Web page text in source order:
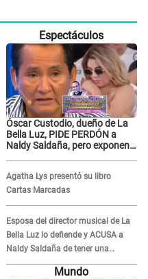
Espectáculos
Óscar Custodio, dueño de La
Bella Luz, PIDE PERDÓN a
Naldy Saldaña, pero exponen
grabar"
Agatha Lys presentó su libro
Cartas Marcadas
Esposa del director musical de La
Bella Luz lo defiende y ACUSA a
Naldy Saldaña de tener una
relación con él y otros integrantes
Mundo